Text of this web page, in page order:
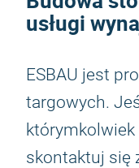
usługi
ESBAU jest
targowych.
skontaktuj się